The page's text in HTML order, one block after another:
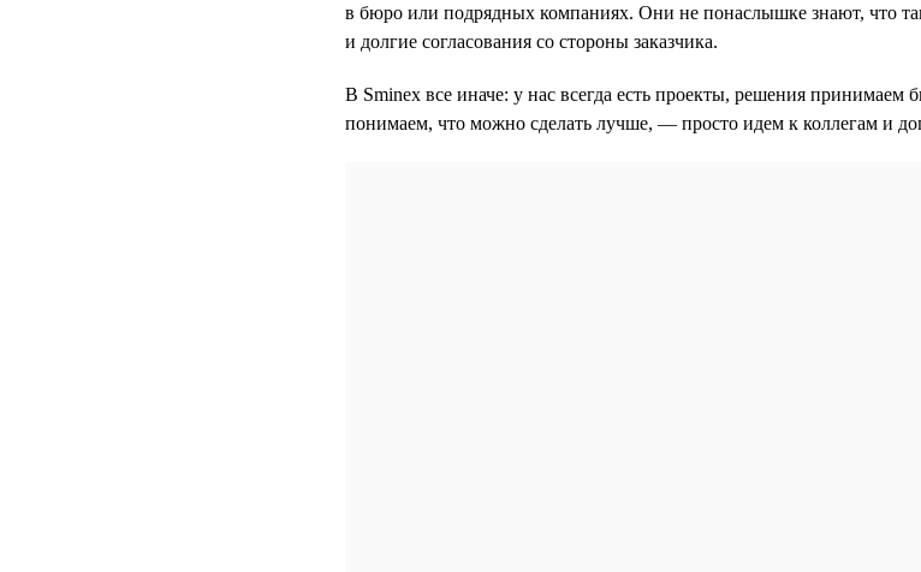
в бюро или подрядных компаниях. Они не понаслышке знают, что
и долгие согласования со стороны заказчика.
В Sminex все иначе: у нас всегда есть проекты, решения принимаем
понимаем, что можно сделать лучше, — просто идем к коллегам и